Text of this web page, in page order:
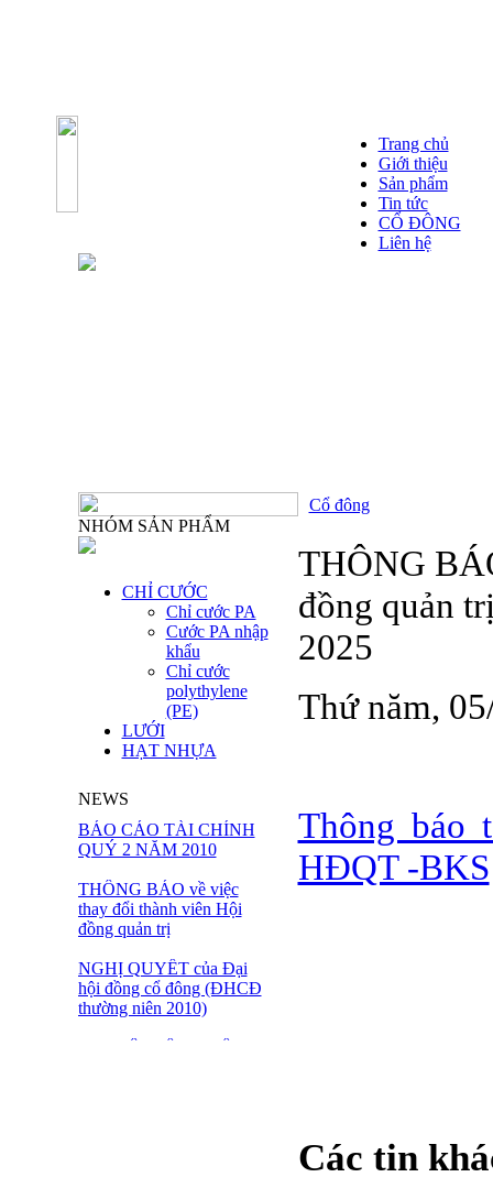
Trang chủ
Giới thiệu
Sản phẩm
Tin tức
CỔ ĐÔNG
Liên hệ
NHÓM SẢN PHẨM
CHỈ CƯỚC
Chỉ cước PA
Cước PA nhập
khẩu
Chỉ cước
polythylene
(PE)
LƯỚI
HẠT NHỰA
NEWS
BÁO CÁO TÀI CHÍNH
QUÝ 2 NĂM 2010
THÔNG BÁO về việc
thay đổi thành viên Hội
đồng quản trị
NGHỊ QUYẾT của Đại
hội đồng cổ đông (ĐHCĐ
thường niên 2010)
Cổ đông
THÔNG
đồng quản
2025
Thứ năm,
Thông báo
HĐQT -BKS
Các tin